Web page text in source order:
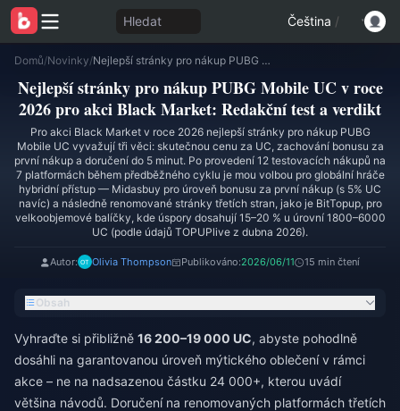
Hledat Čeština /
Domů/Novinky/ Nejlepší stránky pro nákup PUBG Mobile UC v roce 2026 pro akci Black Market: Redakční test a verdikt
Nejlepší stránky pro nákup PUBG Mobile UC v roce
2026 pro akci Black Market: Redakční test a verdikt
Pro akci Black Market v roce 2026 nejlepší stránky pro nákup PUBG
Mobile UC vyvažují tři věci: skutečnou cenu za UC, zachování bonusu za
první nákup a doručení do 5 minut. Po provedení 12 testovacích nákupů na
7 platformách během předběžného cyklu je mou volbou pro globální hráče
hybridní přístup — Midasbuy pro úroveň bonusu za první nákup (s 5% UC
navíc) a následně renomované stránky třetích stran, jako je BitTopup, pro
velkoobjemové balíčky, kde úspory dosahují 15–20 % u úrovní 1800–6000
UC (podle údajů TOPUPlive z dubna 2026).
Autor: Olivia Thompson Publikováno:2026/06/11 15 min čtení
Obsah
Vyhraďte si přibližně 16 200–19 000 UC, abyste pohodlně
dosáhli na garantovanou úroveň mýtického oblečení v rámci
akce – ne na nadsazenou částku 24 000+, kterou uvádí
většina návodů. Doručení na renomovaných platformách třetích